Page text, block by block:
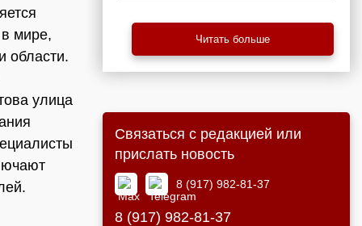
мире,
области.
улица
Читать больше
Связаться с редакцией или
прислать новость
8 (917) 982-81-37
8 (917) 982-81-37